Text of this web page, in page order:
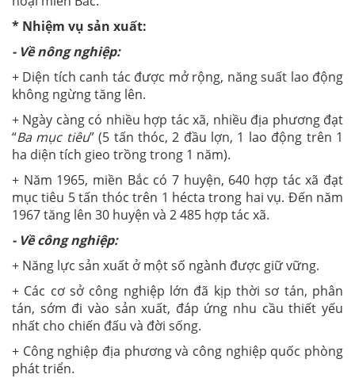
* Nhiệm vụ sản xuất:
- Về nông nghiệp:
+ Diện tích canh tác được mở rộng, năng suất lao động
không ngừng tăng lên.
+ Ngày càng có nhiều hợp tác xã, nhiều địa phương đạt
“Ba mục tiêu” (5 tấn thóc, 2 đầu lợn, 1 lao động trên 1
ha diện tích gieo trồng trong 1 năm).
+ Năm 1965, miền Bắc có 7 huyện, 640 hợp tác xã đạt
mục tiêu 5 tấn thóc trên 1 hécta trong hai vụ. Đến năm
1967 tăng lên 30 huyện và 2 485 hợp tác xã.
- Về công nghiệp:
+ Năng lực sản xuất ở một số ngành được giữ vững.
+ Các cơ sở công nghiệp lớn đã kịp thời sơ tán, phân
tán, sớm đi vào sản xuất, đáp ứng nhu cầu thiết yếu
nhất cho chiến đấu và đời sống.
+ Công nghiệp địa phương và công nghiệp quốc phòng
phát triển.